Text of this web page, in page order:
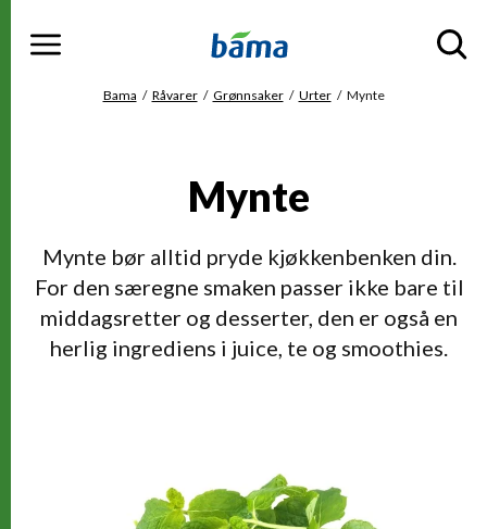
Meny
Du er her
Bama Råvarer Grønnsaker Urter Mynte
Mynte
Mynte bør alltid pryde kjøkkenbenken din.
For den særegne smaken passer ikke bare til
middagsretter og desserter, den er også en
herlig ingrediens i juice, te og smoothies.